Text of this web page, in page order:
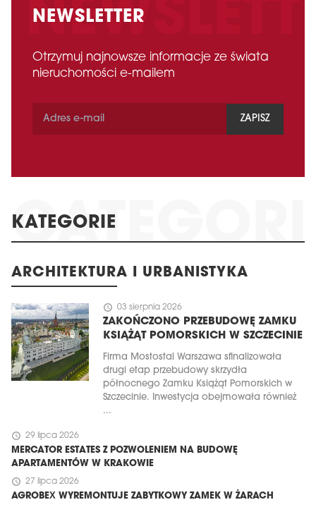
NEWSLETTER
Otrzymuj najnowsze informacje ze świata
nieruchomości e-mailem
ZAPISZ
KATEGORIE
ARCHITEKTURA I URBANISTYKA
schedule 03 sierpnia 2026
ZAKOŃCZONO PRZEBUDOWĘ ZAMKU
KSIĄŻĄT POMORSKICH W SZCZECINIE
Firma Mostostal Warszawa sfinalizowała
drugi etap przebudowy skrzydła
północnego Zamku Książąt Pomorskich w
Szczecinie. Inwestycja obejmowała również
...
schedule 29 lipca 2026
MERCATOR ESTATES Z POZWOLENIEM NA BUDOWĘ
APARTAMENTÓW W KRAKOWIE
schedule 27 lipca 2026
AGROBEX WYREMONTUJE ZABYTKOWY ZAMEK W ŻARACH